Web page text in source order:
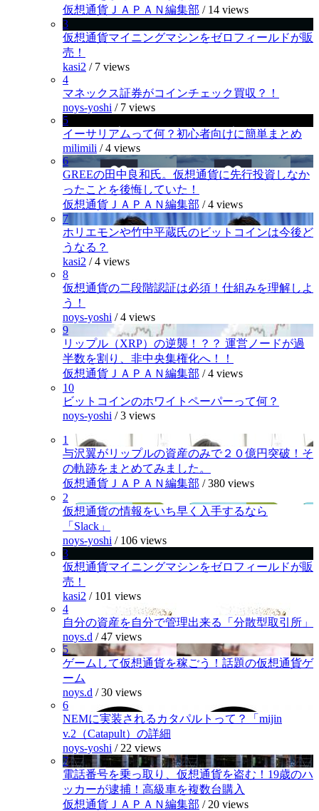
仮想通貨ＪＡＰＡＮ編集部 / 14 views
3
仮想通貨マイニングマシンをゼロフィールドが販
売！
kasi2 / 7 views
4
マネックス証券がコインチェック買収？！
noys-yoshi / 7 views
5
イーサリアムって何？初心者向けに簡単まとめ
milimili /4 views
6
GREEの田中良和氏。仮想通貨に先行投資しなか
ったことを後悔していた！
仮想通貨ＪＡＰＡＮ編集部 /4 views
7
ホリエモンや竹中平蔵氏のビットコインは今後ど
うなる？
kasi2 /4 views
8
仮想通貨の二段階認証は必須！仕組みを理解しよ
う！
noys-yoshi /4 views
9
リップル（XRP）の逆襲！？？ 運営ノードが過
半数を割り、非中央集権化へ！！
仮想通貨ＪＡＰＡＮ編集部 /4 views
10
ビットコインのホワイトペーパーって何？
noys-yoshi /3 views
1
与沢翼がリップルの資産のみで２０億円突破！そ
の軌跡をまとめてみました。
仮想通貨ＪＡＰＡＮ編集部 /380 views
2
仮想通貨の情報をいち早く入手するなら
「Slack」
noys-yoshi / 106 views
3
仮想通貨マイニングマシンをゼロフィールドが販
売！
kasi2 / 101 views
4
自分の資産を自分で管理出来る「分散型取引所」
noys.d /47 views
5
ゲームして仮想通貨を稼ごう！話題の仮想通貨ゲ
ーム
noys.d /30 views
6
NEMに実装されるカタパルトって？「mijin
v.2（Catapult）の詳細
noys-yoshi / 22 views
7
電話番号を乗っ取り、仮想通貨を盗む！19歳のハ
ッカーが逮捕！高級車を複数台購入
仮想通貨ＪＡＰＡＮ編集部 / 20 views